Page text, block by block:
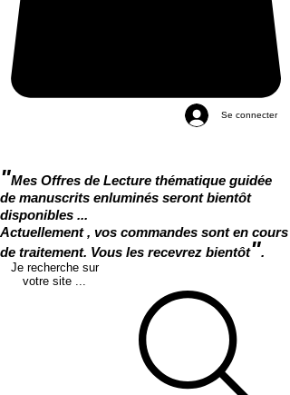
Se connecter
"Mes Offres de Lecture thématique guidée
de manuscrits enluminés seront bientôt
disponibles ...
Actuellement , vos commandes sont en cours
de traitement. Vous les recevrez bientôt".
Je recherche sur
votre site ...